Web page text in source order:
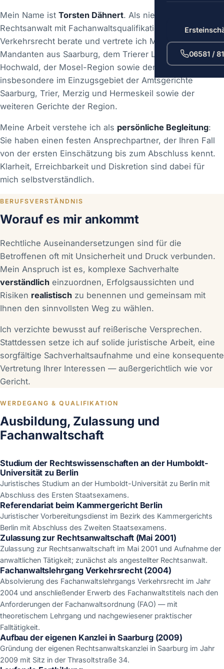
06581 /
Mein Name ist Torsten Dähnert. Als niedergelassener
Rechtsanwalt mit Fachanwaltsqualifikation im
Verkehrsrecht berate und vertrete ich Mandantinnen und
Mandanten aus Saarburg, dem Trierer Land, dem
Hochwald, der Mosel-Region sowie dem Saarland —
insbesondere im Einzugsgebiet der Amtsgerichte
Saarburg, Trier, Merzig und Hermeskeil sowie der
weiteren Gerichte der Region.
Meine Arbeit verstehe ich als persönliche Begleitung:
Sie haben einen festen Ansprechpartner, der Ihren Fall
von der ersten Einschätzung bis zum Abschluss kennt.
Klarheit, Erreichbarkeit und Diskretion sind dabei für
mich selbstverständlich.
BERUFSVERSTÄNDNIS
Worauf es mir ankommt
Rechtliche Auseinandersetzungen sind für die
Betroffenen oft mit Unsicherheit und Druck verbunden.
Mein Anspruch ist es, komplexe Sachverhalte
verständlich einzuordnen, Erfolgsaussichten und
Risiken realistisch zu benennen und gemeinsam mit
Ihnen den sinnvollsten Weg zu wählen.
Ich verzichte bewusst auf reißerische Versprechen.
Stattdessen setze ich auf solide juristische Arbeit, eine
sorgfältige Sachverhaltsaufnahme und eine konsequente
Vertretung Ihrer Interessen — außergerichtlich wie vor
Gericht.
WERDEGANG & QUALIFIKATION
Ausbildung, Zulassung und
Fachanwaltschaft
Studium der Rechtswissenschaften an der Humboldt-
Universität zu Berlin
Juristisches Studium an der Humboldt-Universität zu Berlin mit
Abschluss des Ersten Staatsexamens.
Referendariat beim Kammergericht Berlin
Juristischer Vorbereitungsdienst im Bezirk des Kammergerichts
Berlin mit Abschluss des Zweiten Staatsexamens.
Zulassung zur Rechtsanwaltschaft (Mai 2001)
Zulassung zur Rechtsanwaltschaft im Mai 2001 und Aufnahme der
anwaltlichen Tätigkeit; zunächst als angestellter Rechtsanwalt.
Fachanwaltslehrgang Verkehrsrecht (2004)
Absolvierung des Fachanwaltslehrgangs Verkehrsrecht im Jahr
2004 und anschließender Erwerb des Fachanwaltstitels nach den
Anforderungen der Fachanwaltsordnung (FAO) — mit
theoretischem Lehrgang und nachgewiesener praktischer
Falltätigkeit.
Aufbau der eigenen Kanzlei in Saarburg (2009)
Gründung der eigenen Rechtsanwaltskanzlei in Saarburg im Jahr
2009 mit Sitz in der Thrasoltstraße 34.